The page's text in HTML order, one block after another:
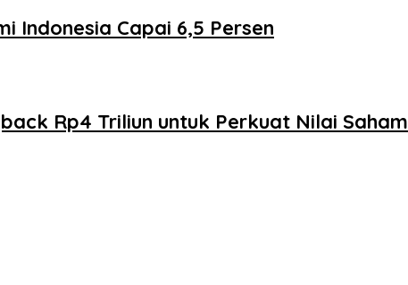
Indonesia Capai 6,5 Persen
Rp4 Triliun untuk Perkuat Nilai Saham